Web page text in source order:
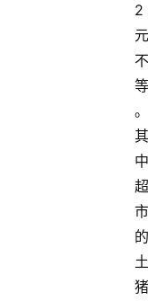
2
元
不
等
。
其
中
超
市
的
土
猪